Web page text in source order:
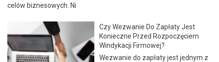
celów biznesowych. Ni
Czy Wezwanie Do Zapłaty Jest
Konieczne Przed Rozpoczęciem
Windykacji Firmowej?
Wezwanie do zapłaty jest jednym z